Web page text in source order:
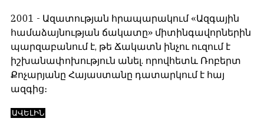
если
принимаются
без
восторга.
Главный
редактор
Армен
բովանդակությունը
Խմբագրության
վերահսկողությունից
դուրս
են։
Խմբագիր-
Արմեն
2001 - Ազատության հրապարակում «Ազգային
համաձայնության ճակատը» միտինգավորներին
պարզաբանում է, թե Ճակատն ինչու ուզում է
իշխանափոխություն անել. որովհետև Ռոբերտ
Քոչարյանը Հայաստանը դատարկում է հայ
ազգից։
ԱՎԵԼԻՆ